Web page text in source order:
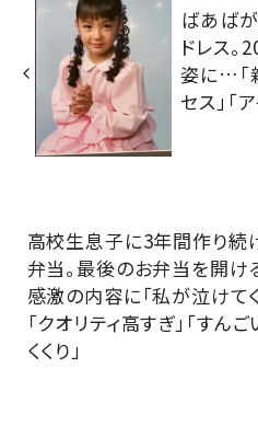
ばあば
ドレス
姿に…「
セス」「
高校生息子に3年間作り続
弁当。最後のお弁当を開け
感激の内容に「私が泣けてく
「クオリティ高すぎ」「すん
くくり」